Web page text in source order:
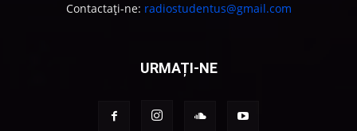
Contactați-ne: radiostudentus@gmail.com
URMAȚI-NE